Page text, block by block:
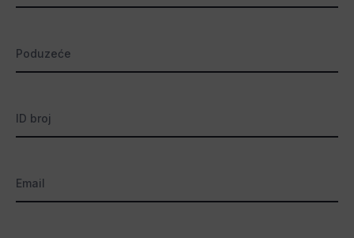
Poduzeće
ID broj
Email